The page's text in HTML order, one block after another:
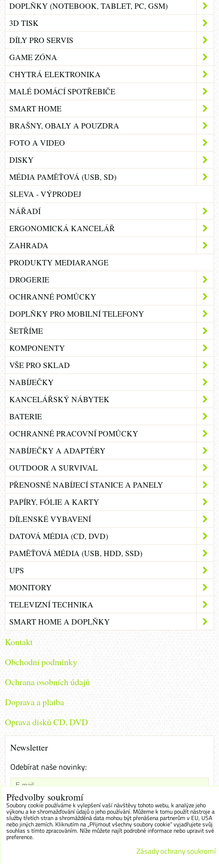
DOPLŇKY (NOTEBOOK, TABLET, PC, GSM)
3D TISK
DÍLY PRO SERVIS
GAME ZÓNA
CHYTRÁ ELEKTRONIKA
MALÉ DOMÁCÍ SPOTŘEBIČE
SMART HOME
BRAŠNY, OBALY A POUZDRA
FOTO A VIDEO
DISKY
MÉDIA PAMĚŤOVÁ (USB, SD)
SLEVA - VÝPRODEJ
NÁŘADÍ
ERGONOMICKÁ KANCELÁŘ
ZAHRADA
PRODUKTY MEDIARANGE
DROGERIE
OCHRANNÉ POMŮCKY
DOPLŇKY PRO MOBILNÍ TELEFONY
ŠETŘÍME
KOMPONENTY
VŠE PRO SKLAD
NABÍJEČKY
KANCELÁŘSKÝ NÁBYTEK
BATERIE
OCHRANNÉ PRACOVNÍ POMŮCKY
NABÍJEČKY A ADAPTÉRY
OUTDOOR A SURVIVAL
PŘENOSNÉ NABÍJECÍ STANICE A PANELY
PAPÍRY, FÓLIE A KARTY
DÍLENSKÉ VYBAVENÍ
DATOVÁ MÉDIA (CD, DVD)
PAMĚŤOVÁ MÉDIA (USB, HDD, SSD)
UPS
MONITORY
TELEVIZNÍ TECHNIKA
SMART HOME A DOPLŇKY
Kontakt
Obchodni podminky
Ochrana osobních údajů
Doprava a platba
Oprava disků CD, DVD
Newsletter
Odebírat naše novinky:
Chci se přihlásit k odběru novinek e-mailem
Odebírat
Předvolby soukromí
Soubory cookie používáme k vylepšení vaší návštěvy tohoto webu, k analýze jeho
výkonu a ke shromažďování údajů o jeho používání. Můžeme k tomu použít nástroje a
služby třetích stran a shromážděná data mohou být přenášena partnerům v EU, USA
nebo jiných zemích. Kliknutím na „Přijmout všechny soubory cookie“ vyjadřujete svůj
souhlas s tímto zpracováním. Níže můžete najít podrobné informace nebo upravit své
preference.
Zásady ochrany soukromí